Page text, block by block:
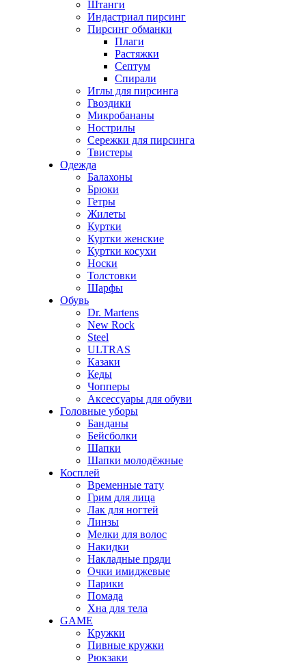
Штанги
Индастриал пирсинг
Пирсинг обманки
Плаги
Растяжки
Септум
Спирали
Иглы для пирсинга
Гвоздики
Микробананы
Нострилы
Сережки для пирсинга
Твистеры
Одежда
Балахоны
Брюки
Гетры
Жилеты
Куртки
Куртки женские
Куртки косухи
Носки
Толстовки
Шарфы
Обувь
Dr. Martens
New Rock
Steel
ULTRAS
Казаки
Кеды
Чопперы
Аксессуары для обуви
Головные уборы
Банданы
Бейсболки
Шапки
Шапки молодёжные
Косплей
Временные тату
Грим для лица
Лак для ногтей
Линзы
Мелки для волос
Накидки
Накладные пряди
Очки имиджевые
Парики
Помада
Хна для тела
GAME
Кружки
Пивные кружки
Рюкзаки